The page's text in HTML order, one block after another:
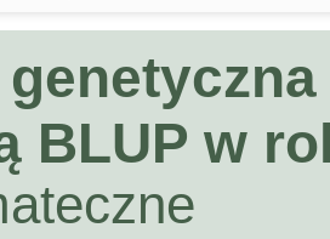
BLUP w